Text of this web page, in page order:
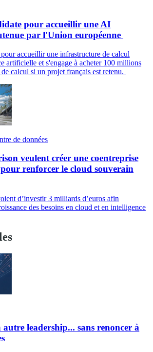
pour accueillir une AI
par l'Union européenne
accueillir une infrastructure de calcul
artificielle et s'engage à acheter 100 millions
calcul si un projet français est retenu.
de données
veulent créer une coentreprise
renforcer le cloud souverain
d’investir 3 milliards d’euros afin
des besoins en cloud et en intelligence
leadership... sans renoncer à